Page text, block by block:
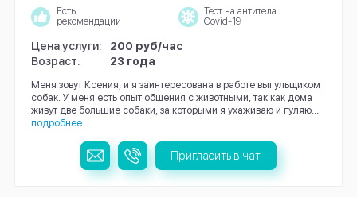
Есть
рекомендации
Тест на антитела
Covid-19
Цена услуги:
200 руб/час
Возраст:
23 года
Меня зовут Ксения, и я заинтересована в работе выгульщиком
собак. У меня есть опыт общения с животными, так как дома
живут две большие собаки, за которыми я ухаживаю и гуляю...
подробнее
Пригласить в чат